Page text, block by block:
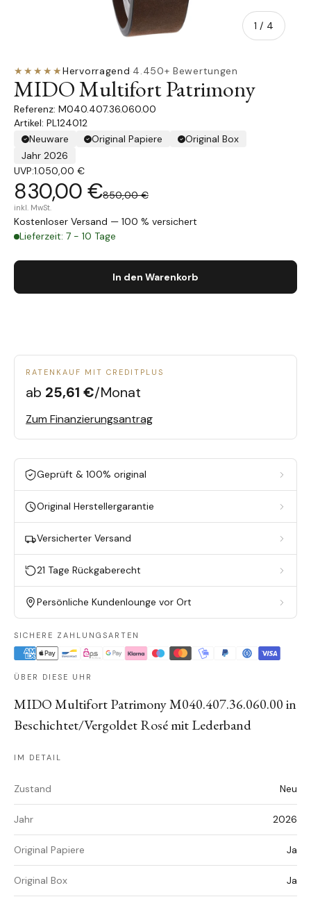
1 / von
4
★★★★★Hervorragend·4.450+ Bewertungen
MIDO Multifort Patrimony
M040.407.36.060.00
Artikel: PL124012
Neuware
Original Papiere
Original Box
Jahr 2026
UVP:1.050,00 €
830,00 €850,00 €
inkl. MwSt.
Kostenloser Versand — 100 % versichert
Lieferzeit: 7 - 10 Tage
In den Warenkorb
RATENKAUF MIT CREDITPLUS
ab 25,61 €/Monat
Zum Finanzierungsantrag
Geprüft & 100% original
Original Herstellergarantie
Versicherter Versand
21 Tage Rückgaberecht
Persönliche Kundenlounge vor Ort
SICHERE ZAHLUNGSARTEN
ÜBER DIESE UHR
MIDO Multifort Patrimony M040.407.36.060.00 in
Beschichtet/Vergoldet Rosé mit Lederband
IM DETAIL
Zustand Neu
Jahr 2026
Original Papiere Ja
Original Box Ja